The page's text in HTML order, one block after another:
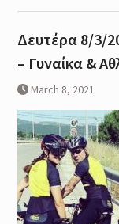
Δευτέρα 8/3/
– Γυναίκα &
March 8, 2021